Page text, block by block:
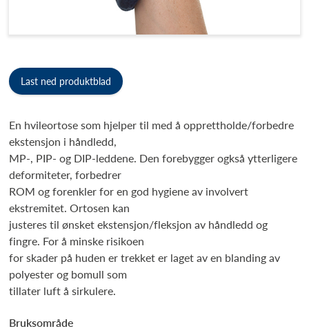
En hvileortose som hjelper til med å opprettholde/forbedre
ekstensjon i håndledd,
MP-, PIP- og DIP-leddene. Den forebygger ogkså ytterligere
deformiteter, forbedrer
ROM og forenkler for en god hygiene av involvert
ekstremitet. Ortosen kan
justeres til ønsket ekstensjon/fleksjon av håndledd og
fingre. For å minske risikoen
for skader på huden er trekket er laget av en blanding av
polyester og bomull som
tillater luft å sirkulere.
Bruksområde
Last ned produktblad